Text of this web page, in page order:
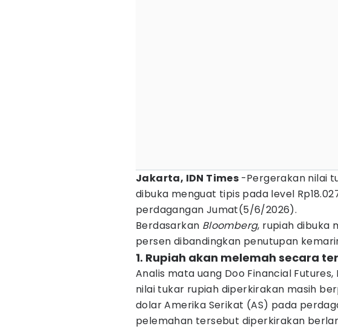
Jakarta, IDN Times -Pergerakan nilai
dibuka menguat tipis pada level
perdagangan Jumat(5/6/2026).
Berdasarkan Bloomberg, rupiah dibuka
persen dibandingkan penutupan
1. Rupiah akan melemah secara
Analis mata uang Doo Financial
nilai tukar rupiah diperkirakan masih
dolar Amerika Serikat (AS) pada
pelemahan tersebut diperkirakan